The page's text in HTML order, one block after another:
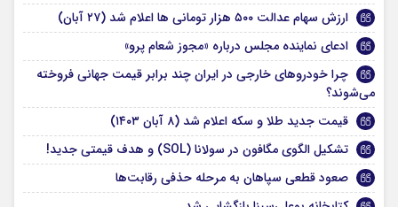
ارزش سهام عدالت ۵۰۰ هزار تومانی ها اعلام شد (۲۷ آبان)
ادعای نماینده مجلس درباره «مجوز شعام پرو»
چرا خودروهای خارجی در ایران چند برابر قیمت جهانی فروخته
می‌شوند؟
قیمت جدید طلا و سکه اعلام شد (۸ آبان ۱۴۰۳)
تشکیل الگوی مگافون در سولانا (SOL) و هدف قیمتی جدید!
صعود قطعی سپاهان به مرحله حذفی رقابت‌ها